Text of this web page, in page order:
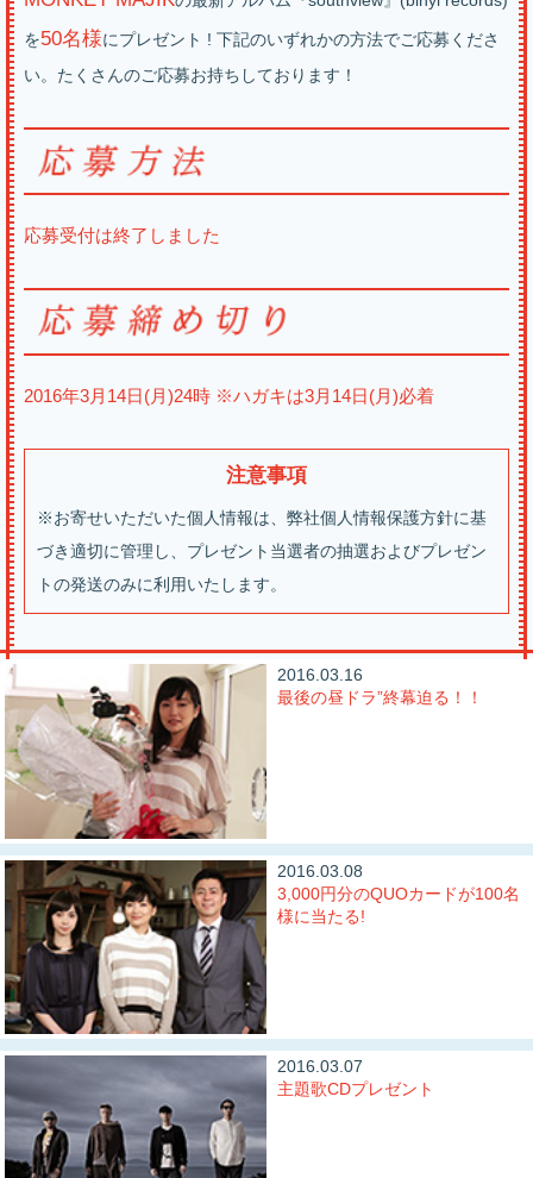
を50名様にプレゼント ! 下記のいずれかの方法でご応募くださ
い。たくさんのご応募お持ちしております！
応募受付は終了しました
2016年3月14日(月)24時 ※ハガキは3月14日(月)必着
注意事項
※お寄せいただいた個人情報は、弊社個人情報保護方針に基
づき適切に管理し、プレゼント当選者の抽選およびプレゼン
トの発送のみに利用いたします。
2016.03.16
最後の昼ドラ”終幕迫る！！
2016.03.08
3,000円分のQUOカードが100名
様に当たる!
2016.03.07
主題歌CDプレゼント